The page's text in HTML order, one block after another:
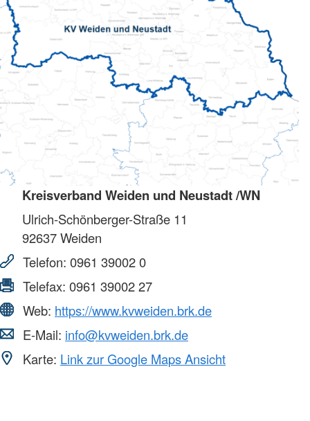
Kreisverband Weiden und Neustadt /WN
Ulrich-Schönberger-Straße 11
92637Weiden
Telefon: 0961 39002 0
Telefax: 0961 39002 27
Web: https://www.kvweiden.brk.de
E-Mail: info@kvweiden.brk.de
Karte: Link zur Google Maps Ansicht